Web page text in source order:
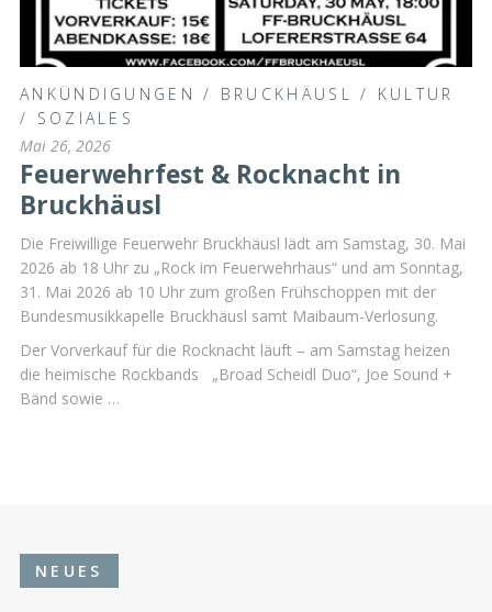
ANKÜNDIGUNGEN / BRUCKHÄUSL / KULTUR
/ SOZIALES
Mai 26, 2026
Feuerwehrfest & Rocknacht in
Bruckhäusl
Die Freiwillige Feuerwehr Bruckhäusl lädt am Samstag, 30. Mai
2026 ab 18 Uhr zu „Rock im Feuerwehrhaus“ und am Sonntag,
31. Mai 2026 ab 10 Uhr zum großen Frühschoppen mit der
Bundesmusikkapelle Bruckhäusl samt Maibaum-Verlosung.
Der Vorverkauf für die Rocknacht läuft – am Samstag heizen
die heimische Rockbands „Broad Scheidl Duo“, Joe Sound +
Bänd sowie …
NEUES